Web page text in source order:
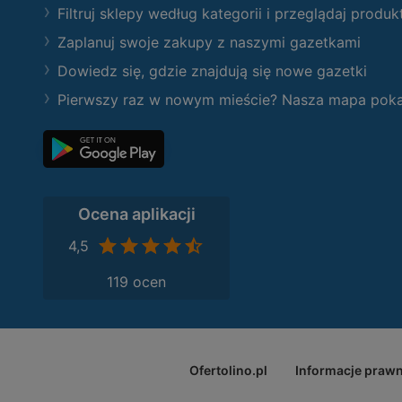
Filtruj sklepy według kategorii i przeglądaj
Zaplanuj swoje zakupy z naszymi gazetkami
Dowiedz się, gdzie znajdują się nowe gazetki
Pierwszy raz w nowym mieście? Nasza mapa
Ocena aplikacji
4,5
119 ocen
Ofertolino.pl Informacje